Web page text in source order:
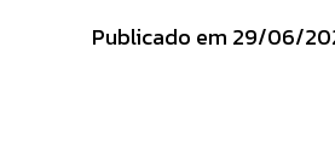
Publicado em 29/06/